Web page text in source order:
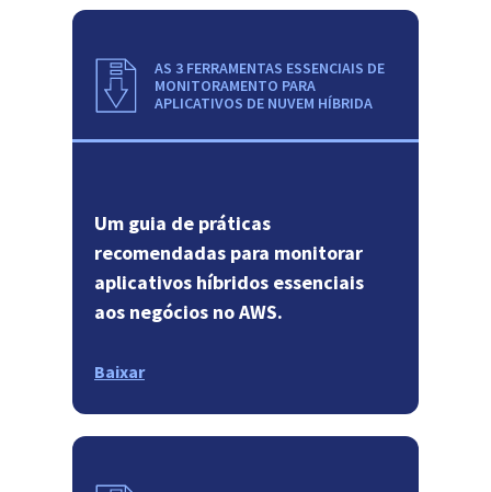
AS 3 FERRAMENTAS ESSENCIAIS DE
MONITORAMENTO PARA
APLICATIVOS DE NUVEM HÍBRIDA
Um guia de práticas
recomendadas para monitorar
aplicativos híbridos essenciais
aos negócios no AWS.
Baixar